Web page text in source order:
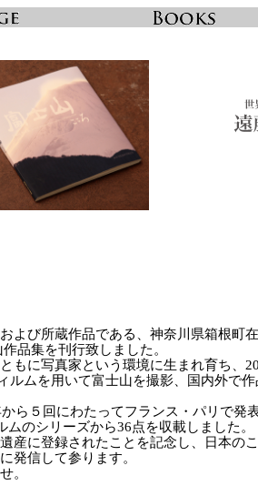
よび所蔵作品である、神奈川県箱根町
作品集を刊行致しました。
もに写真家という環境に生まれ育ち、
ルムを用いて富士山を撮影、国内外で
ら５回にわたってフランス・パリで発
ムのシリーズから36点を収載しました。
産に登録されたことを記念し、日本の
発信して参ります。
。